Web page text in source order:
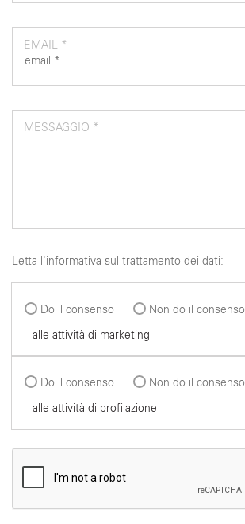
EMAIL *
MESSAGGIO *
Letta l'informativa sul trattamento dei dati:
Do il consenso
Non do il consenso
alle attività di marketing
Do il consenso
Non do il consenso
alle attività di profilazione